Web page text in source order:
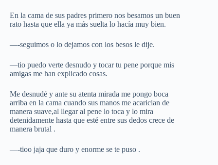
En la cama de sus padres primero nos besamos un buen
rato hasta que ella ya más suelta lo hacía muy bien.
—-seguimos o lo dejamos con los besos le dije.
—tio puedo verte desnudo y tocar tu pene porque mis
amigas me han explicado cosas.
Me desnudé y ante su atenta mirada me pongo boca
arriba en la cama cuando sus manos me acarician de
manera suave,al llegar al pene lo toca y lo mira
detenidamente hasta que esté entre sus dedos crece de
manera brutal .
—-tioo jaja que duro y enorme se te puso .